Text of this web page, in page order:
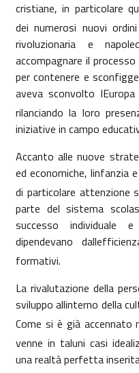
cristiane, in particolare
dei numerosi nuovi
rivoluzionaria e
accompagnare il
per contenere e
aveva sconvolto
rilanciando la loro
iniziative in campo
Accanto alle nuove
ed economiche, linfanzia
di particolare attenzione
parte del sistema
successo individuale
dipendevano
formativi.
La rivalutazione della
sviluppo allinterno della
Come si è già accennato
venne in taluni casi
una realtà perfetta